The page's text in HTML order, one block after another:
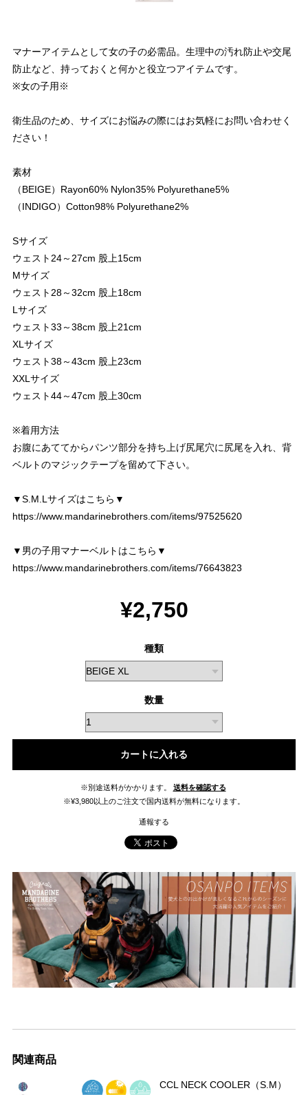
マナーアイテムとして女の子の必需品。生理中の汚れ防止や交尾
防止など、持っておくと何かと役立つアイテムです。
※女の子用※
衛生品のため、サイズにお悩みの際にはお気軽にお問い合わせく
ださい！
素材
（BEIGE）Rayon60% Nylon35% Polyurethane5%
（INDIGO）Cotton98% Polyurethane2%
Sサイズ
ウェスト24～27cm 股上15cm
Mサイズ
ウェスト28～32cm 股上18cm
Lサイズ
ウェスト33～38cm 股上21cm
XLサイズ
ウェスト38～43cm 股上23cm
XXLサイズ
ウェスト44～47cm 股上30cm
※着用方法
お腹にあててからパンツ部分を持ち上げ尻尾穴に尻尾を入れ、背
ベルトのマジックテープを留めて下さい。
▼S.M.Lサイズはこちら▼
https://www.mandarinebrothers.com/items/97525620
▼男の子用マナーベルトはこちら▼
https://www.mandarinebrothers.com/items/76643823
¥2,750
種類
数量
カートに入れる
※別途送料がかかります。
送料を確認する
※¥3,980以上のご注文で国内送料が無料になります。
通報する
関連商品
CCL NECK COOLER（S.M）